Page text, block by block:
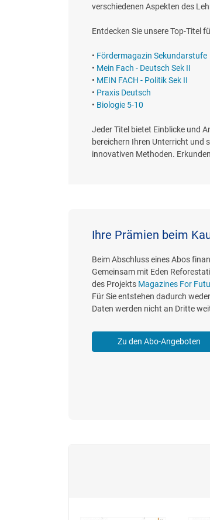
verschiedenen Aspekten des
Entdecken Sie unsere Top-Titel
• Fördermagazin Sekundarstufe
• Mein Fach - Deutsch Sek II
• MEIN FACH - Politik Sek II
• Praxis Deutsch
• Biologie 5-10
Jeder Titel bietet Einblicke und
bereichern Ihren Unterricht und
innovativen Methoden.
Ihre Prämien beim
Beim Abschluss eines Abos
Gemeinsam mit Eden
des Projekts Magazines For
Für Sie entstehen dadurch
Daten werden nicht an Dritte
Zu den Abo-Angeboten